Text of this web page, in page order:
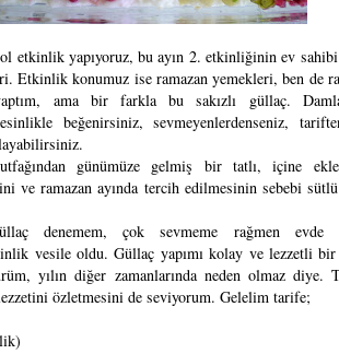
etkinlik yapıyoruz, bu ayın 2. etkinliğinin ev
Etkinlik konumuz ise ramazan yemekleri, ben de
ama bir farkla bu sakızlı güllaç.
beğenirsiniz, sevmeyenlerdenseniz,
günümüze gelmiş bir tatlı, içine
ve ramazan ayında tercih edilmesinin sebebi
denemem, çok sevmeme rağmen evde
vesile oldu. Güllaç yapımı kolay ve lezzetli
yılın diğer zamanlarında neden olmaz diye.
lezzetini özletmesini de seviyorum. Gelelim tarife;